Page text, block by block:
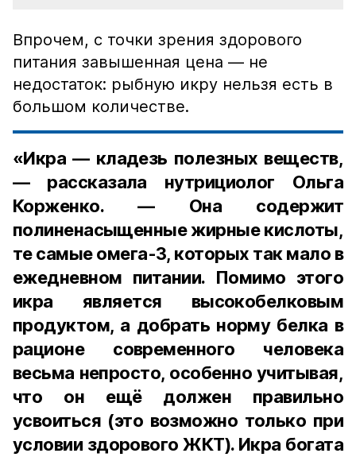
Впрочем, с точки зрения здорового
питания завышенная цена — не
недостаток: рыбную икру нельзя есть в
большом количестве.
«Икра — кладезь полезных веществ,
— рассказала нутрициолог Ольга
Корженко. — Она содержит
полиненасыщенные жирные кислоты,
те самые омега-3, которых так мало в
ежедневном питании. Помимо этого
икра является высокобелковым
продуктом, а добрать норму белка в
рационе современного человека
весьма непросто, особенно учитывая,
что он ещё должен правильно
усвоиться (это возможно только при
условии здорового ЖКТ). Икра богата